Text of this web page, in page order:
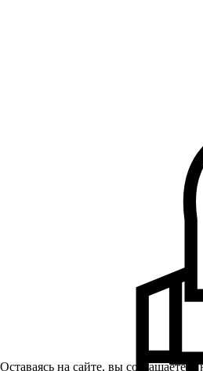
Оставаясь на сайте, вы